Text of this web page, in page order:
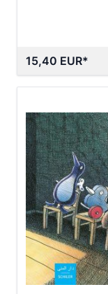
15,40 EUR